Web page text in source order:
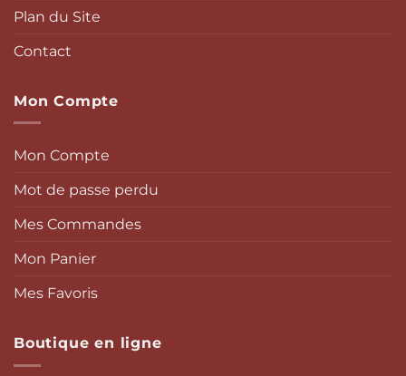
Plan du Site
Contact
Mon Compte
Mon Compte
Mot de passe perdu
Mes Commandes
Mon Panier
Mes Favoris
Boutique en ligne